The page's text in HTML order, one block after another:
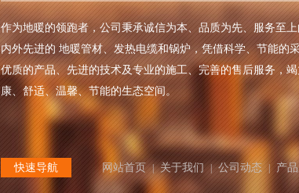
作为地暖的领跑者，公司秉承诚信为本、品质为先、服务至
内外先进的 地暖管材、发热电缆和锅炉，凭借科学、节能的
优质的产品、先进的技术及专业的施工、完善的售后服务，
康、舒适、温馨、节能的生态空间。
快速导航 网站首页 | 关于我们 | 公司动态 产